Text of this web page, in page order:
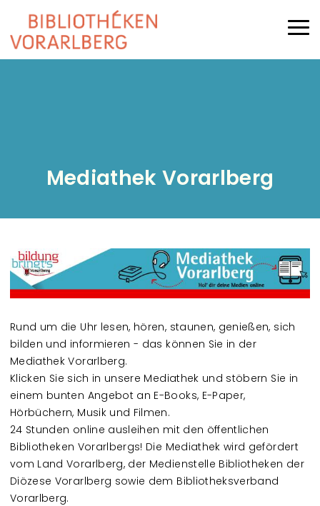
Direkt zum Inhalt
Mediathek Vorarlberg
Rund um die Uhr lesen, hören, staunen, genießen, sich
bilden und informieren - das können Sie in der
Mediathek Vorarlberg.
Klicken Sie sich in unsere Mediathek und stöbern Sie in
einem bunten Angebot an E-Books, E-Paper,
Hörbüchern, Musik und Filmen.
24 Stunden online ausleihen mit den öffentlichen
Bibliotheken Vorarlbergs! Die Mediathek wird gefördert
vom Land Vorarlberg, der Medienstelle Bibliotheken der
Diözese Vorarlberg sowie dem Bibliotheksverband
Vorarlberg.